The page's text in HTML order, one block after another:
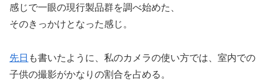
感じで一眼の現行製品群を調べ始めた、
そのきっかけとなった感じ。
先日 も書いたように、私のカメラの使い方では、室内での
子供の撮影がかなりの割合を占める。